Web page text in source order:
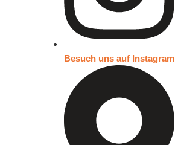
Besuch uns auf Instagram